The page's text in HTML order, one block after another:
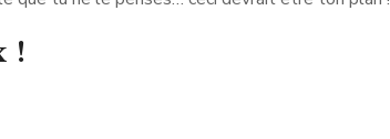
!